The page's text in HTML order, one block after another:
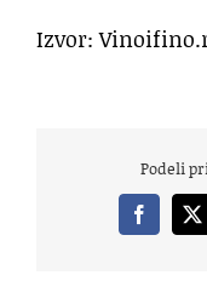
Izvor:
Podeli
Facebook
X